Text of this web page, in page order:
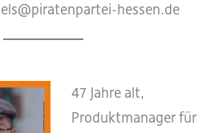
hessen.de
47 Jahre alt,
Produktmanager für